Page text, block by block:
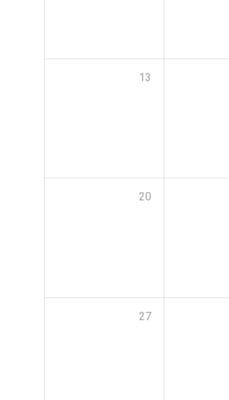
13
20
27